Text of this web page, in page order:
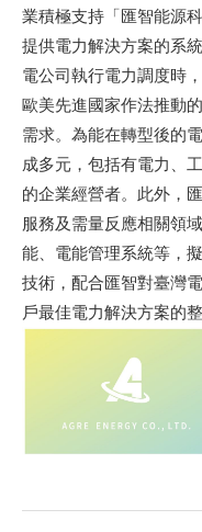
業積極支持「匯智能源
提供電力解決方案的系
電公司執行電力調度時
歐美先進國家作法推動
需求。為能在轉型後的
成多元，包括有電力、
的企業經營者。此外，
服務及需量反應相關領
能、電能管理系統等，
技術，配合匯智對臺灣
戶最佳電力解決方案的整